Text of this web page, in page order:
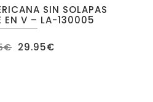
SIN SOLAPAS
EN V – LA-130005
€ El
precio
29.95€